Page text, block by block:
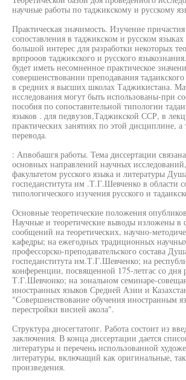
научные работы по таджикскому и русскому
Практическая значимость. Изучение
сопоставления в таджикском и русском языках
большой интерес для разработки некоторых
врпрооов таджикского и русского
будет иметь несомненное практическое
совершенствовании преподавания
в средних я высших школах Таджикистана.
исследования могут быть использованы-при
пособия по сопоставительной типологии
языков . для педвузов,Таджикской ССР, в
практических занятиях по этой дисциплине, а
перевода.
: Апвобашгя работы. Тема диссертации
основных направлений научных
факультетом русского языка и литературы
госпеданститута им .Т.Г.Шевченко в области
типологического изучения русского и
Основные теоретические положения
Научные и теоретические выводы изложены в
сообщений на теоретических, научно-
кафедры; на ежегодных традиционных
профессорско-преподавательского состава
госпеданститута им.Т.Г.Шевченко; на
конференции, посвященной 175-летгас со
Т.Г.Шевчонко; на зональном семинаре-
иностранных языков Средней Азии и
"Совершенствование обучения иностранным
перестройки висией акола".
Структура диосегтатопг. Работа состоит из
заключения. В конца диссертации дается
литературы и перечень использованной
литературы, включащий как оригинальные,
произведения.